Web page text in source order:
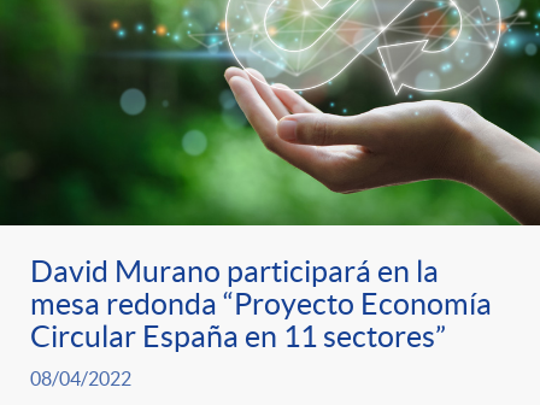
David Murano participará en la
mesa redonda “Proyecto Economía
Circular España en 11 sectores”
08/04/2022